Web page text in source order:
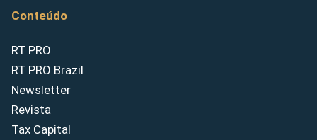
Conteúdo
RT PRO
RT PRO Brazil
Newsletter
Revista
Tax Capital